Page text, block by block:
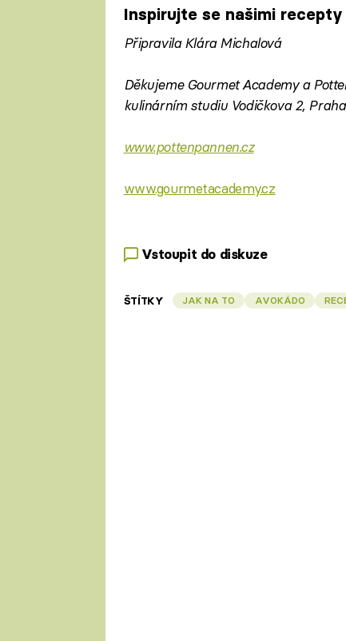
Inspirujte se našimi
Připravila Klára Michalová
Děkujeme Gourmet Academy a
kulinárním studiu Vodičkova 2, Praha
www.pottenpannen.cz
www.gourmetacademy.cz
Vstoupit do diskuze
ŠTÍTKY JAK NA TO AVOKÁDO